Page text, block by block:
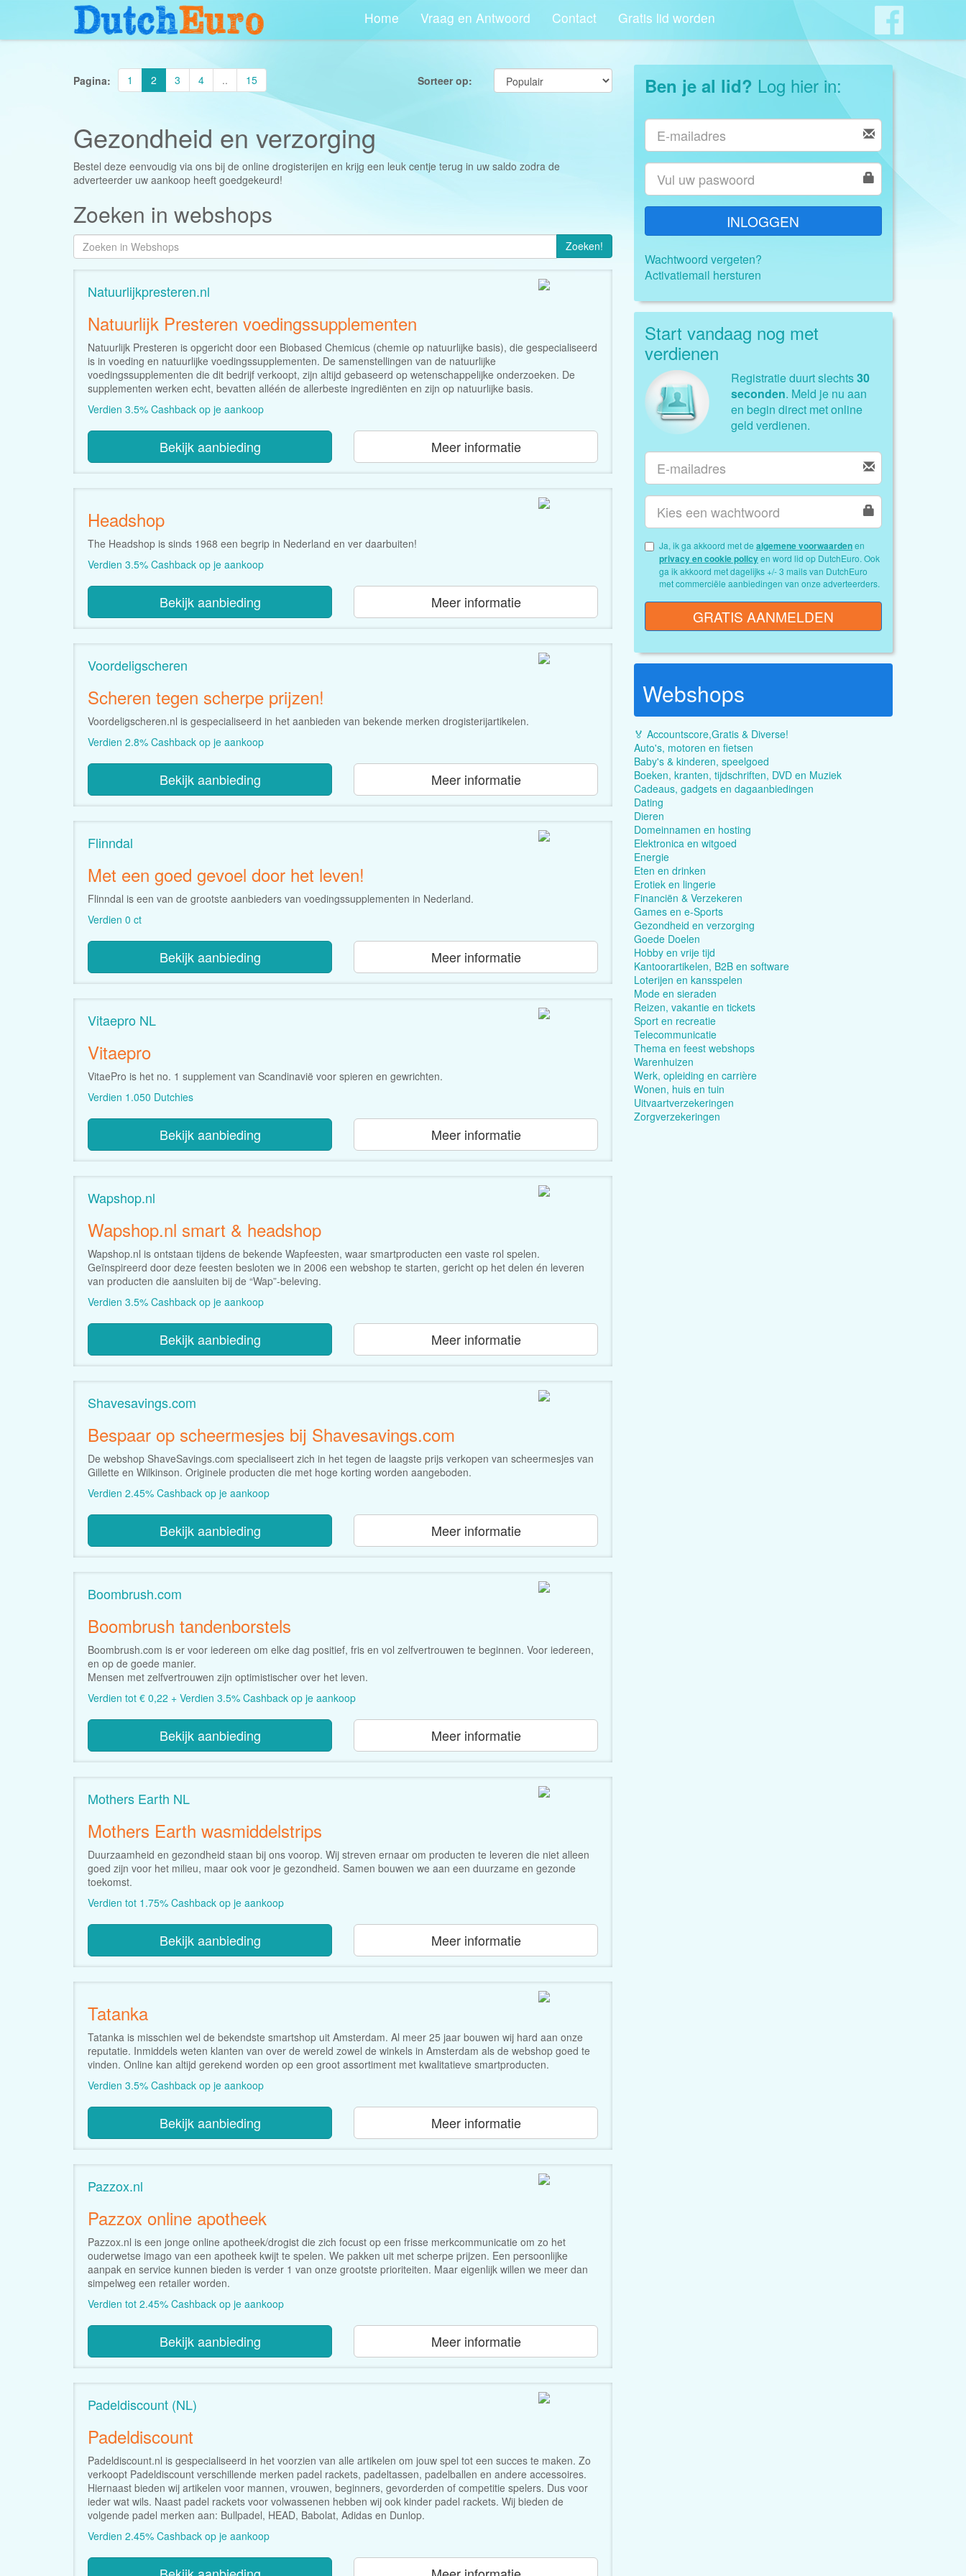
Home Vraag en Antwoord Contact Gratis lid worden
Pagina: 1 2 3 4 .. 15 Sorteer op:
Gezondheid en verzorging
Bestel deze eenvoudig via ons bij de online drogisterijen en krijg een leuk centje terug in uw saldo zodra de
adverteerder uw aankoop heeft goedgekeurd!
Zoeken in webshops
Zoeken!
Natuurlijkpresteren.nl
Natuurlijk Presteren voedingssupplementen
Natuurlijk Presteren is opgericht door een Biobased Chemicus (chemie op natuurlijke basis), die gespecialiseerd
is in voeding en natuurlijke voedingssupplementen. De samenstellingen van de natuurlijke
voedingssupplementen die dit bedrijf verkoopt, zijn altijd gebaseerd op wetenschappelijke onderzoeken. De
supplementen werken echt, bevatten alléén de allerbeste ingrediënten en zijn op natuurlijke basis.
Verdien 3.5% Cashback op je aankoop
Bekijk aanbieding Meer informatie
Headshop
The Headshop is sinds 1968 een begrip in Nederland en ver daarbuiten!
Verdien 3.5% Cashback op je aankoop
Bekijk aanbieding Meer informatie
Voordeligscheren
Scheren tegen scherpe prijzen!
Voordeligscheren.nl is gespecialiseerd in het aanbieden van bekende merken drogisterijartikelen.
Verdien 2.8% Cashback op je aankoop
Bekijk aanbieding Meer informatie
Flinndal
Met een goed gevoel door het leven!
Flinndal is een van de grootste aanbieders van voedingssupplementen in Nederland.
Verdien 0 ct
Bekijk aanbieding Meer informatie
Vitaepro NL
Vitaepro
VitaePro is het no. 1 supplement van Scandinavië voor spieren en gewrichten.
Verdien 1.050 Dutchies
Bekijk aanbieding Meer informatie
Wapshop.nl
Wapshop.nl smart & headshop
Wapshop.nl is ontstaan tijdens de bekende Wapfeesten, waar smartproducten een vaste rol spelen.
Geïnspireerd door deze feesten besloten we in 2006 een webshop te starten, gericht op het delen én leveren
van producten die aansluiten bij de “Wap”-beleving.
Verdien 3.5% Cashback op je aankoop
Bekijk aanbieding Meer informatie
Shavesavings.com
Bespaar op scheermesjes bij Shavesavings.com
De webshop ShaveSavings.com specialiseert zich in het tegen de laagste prijs verkopen van scheermesjes van
Gillette en Wilkinson. Originele producten die met hoge korting worden aangeboden.
Verdien 2.45% Cashback op je aankoop
Bekijk aanbieding Meer informatie
Boombrush.com
Boombrush tandenborstels
Boombrush.com is er voor iedereen om elke dag positief, fris en vol zelfvertrouwen te beginnen. Voor iedereen,
en op de goede manier.
Mensen met zelfvertrouwen zijn optimistischer over het leven.
Verdien tot € 0,22 + Verdien 3.5% Cashback op je aankoop
Bekijk aanbieding Meer informatie
Mothers Earth NL
Mothers Earth wasmiddelstrips
Duurzaamheid en gezondheid staan bij ons voorop. Wij streven ernaar om producten te leveren die niet alleen
goed zijn voor het milieu, maar ook voor je gezondheid. Samen bouwen we aan een duurzame en gezonde
toekomst.
Verdien tot 1.75% Cashback op je aankoop
Bekijk aanbieding Meer informatie
Tatanka
Tatanka is misschien wel de bekendste smartshop uit Amsterdam. Al meer 25 jaar bouwen wij hard aan onze
reputatie. Inmiddels weten klanten van over de wereld zowel de winkels in Amsterdam als de webshop goed te
vinden. Online kan altijd gerekend worden op een groot assortiment met kwalitatieve smartproducten.
Verdien 3.5% Cashback op je aankoop
Bekijk aanbieding Meer informatie
Pazzox.nl
Pazzox online apotheek
Pazzox.nl is een jonge online apotheek/drogist die zich focust op een frisse merkcommunicatie om zo het
ouderwetse imago van een apotheek kwijt te spelen. We pakken uit met scherpe prijzen. Een persoonlijke
aanpak en service kunnen bieden is verder 1 van onze grootste prioriteiten. Maar eigenlijk willen we meer dan
simpelweg een retailer worden.
Verdien tot 2.45% Cashback op je aankoop
Bekijk aanbieding Meer informatie
Padeldiscount (NL)
Padeldiscount
Padeldiscount.nl is gespecialiseerd in het voorzien van alle artikelen om jouw spel tot een succes te maken. Zo
verkoopt Padeldiscount verschillende merken padel rackets, padeltassen, padelballen en andere accessoires.
Hiernaast bieden wij artikelen voor mannen, vrouwen, beginners, gevorderden of competitie spelers. Dus voor
ieder wat wils. Naast padel rackets voor volwassenen hebben wij ook kinder padel rackets. Wij bieden de
volgende padel merken aan: Bullpadel, HEAD, Babolat, Adidas en Dunlop.
Verdien 2.45% Cashback op je aankoop
Ben je al lid? Log hier in:
INLOGGEN
Wachtwoord vergeten?
Activatiemail hersturen
Start vandaag nog met
verdienen
Registratie duurt slechts30
seconden. Meld je nu aan
en begin direct met online
geld verdienen.
Ja, ik ga akkoord met de algemene voorwaardenen
privacy en cookie policy
ga ik akkoord met dagelijks +/- 3 mails van DutchEuro
met commerciële aanbiedingen van onze adverteerders.
GRATIS AANMELDEN
Webshops
🏅 Accountscore,Gratis & Diverse!
Auto's, motoren en fietsen
Baby's & kinderen, speelgoed
Boeken, kranten, tijdschriften, DVD en Muziek
Cadeaus, gadgets en dagaanbiedingen
Dating
Dieren
Domeinnamen en hosting
Elektronica en witgoed
Energie
Eten en drinken
Erotiek en lingerie
Financiën & Verzekeren
Games en e-Sports
Gezondheid en verzorging
Goede Doelen
Hobby en vrije tijd
Kantoorartikelen, B2B en software
Loterijen en kansspelen
Mode en sieraden
Reizen, vakantie en tickets
Sport en recreatie
Telecommunicatie
Thema en feest webshops
Warenhuizen
Werk, opleiding en carrière
Wonen, huis en tuin
Uitvaartverzekeringen
Zorgverzekeringen